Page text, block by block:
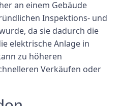
an einem Gebäude
Inspektions- und
da sie dadurch die
elektrische Anlage in
zu höheren
Verkäufen oder